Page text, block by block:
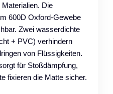
Die
600D Oxford-Gewebe
Zwei wasserdichte
+ PVC) verhindern
von Flüssigkeiten.
für Stoßdämpfung,
fixieren die Matte sicher.